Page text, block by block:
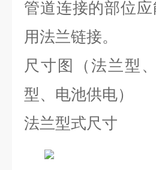
管道连接的部位
用法兰链接。
尺寸图（法兰型
型、电池供电）
法兰型式尺寸